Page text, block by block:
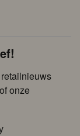
onze